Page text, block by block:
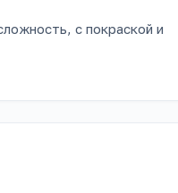
с покраской и